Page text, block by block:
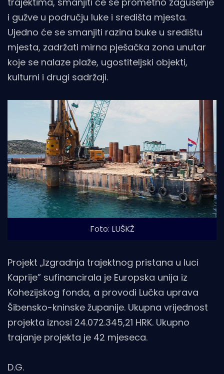
i gužve u području luke i središta mjesta.
Ujedno će se smanjiti razina buke u središtu
mjesta, zadržati mirna pješačka zona unutar
koje se nalaze plaže, ugostiteljski objekti,
kulturni i drugi sadržaji.
Foto: LUŠKŽ
Projekt „Izgradnja trajektnog pristana u luci
Kaprije” sufinancirala je Europska unija iz
Kohezijskog fonda, a provodi Lučka uprava
Šibensko-kninske županije. Ukupna vrijednost
projekta iznosi 24.072.345,21 HRK. Ukupno
trajanje projekta je 42 mjeseca.
D.G.